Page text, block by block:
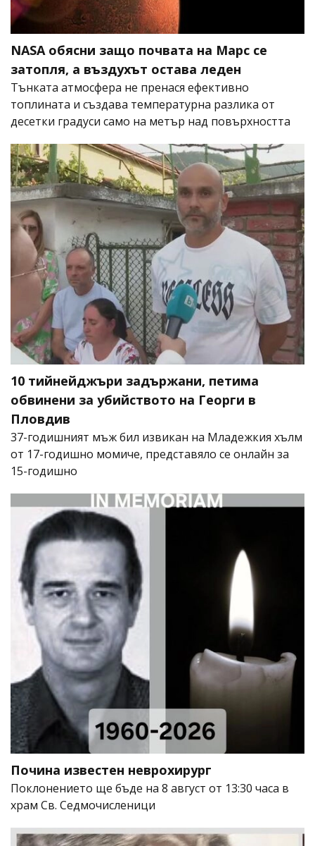
NASA обясни защо почвата на Марс се
затопля, а въздухът остава леден
Тънката атмосфера не пренася ефективно
топлината и създава температурна разлика от
десетки градуси само на метър над повърхността
10 тийнейджъри задържани, петима
обвинени за убийството на Георги в
Пловдив
37-годишният мъж бил извикан на Младежкия хълм
от 17-годишно момиче, представяло се онлайн за
15-годишно
Почина известен неврохирург
Поклонението ще бъде на 8 август от 13:30 часа в
храм Св. Седмочисленици